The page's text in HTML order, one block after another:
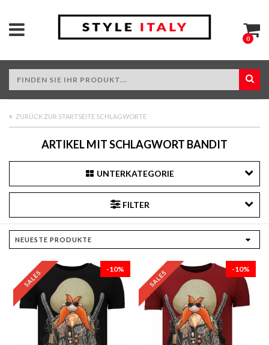
0
ZURÜCK ZUR STARTSEITE SCHLAGWORTE
ARTIKEL MIT SCHLAGWORT BANDIT
UNTERKATEGORIE
FILTER
-10% -10%